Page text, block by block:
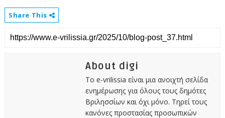
Share This
About digi
Το e-vrilissia είναι μια ανοιχτή σελίδα
ενημέρωσης για όλους τους δημότες
Βριλησσίων και όχι μόνο. Τηρεί τους
κανόνες προστασίας προσωπικών